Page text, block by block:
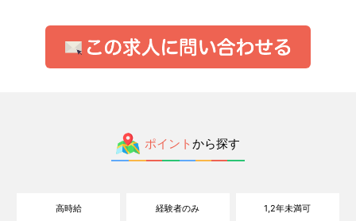
ポイントから探す
高時給 経験者のみ 1,2年未満可